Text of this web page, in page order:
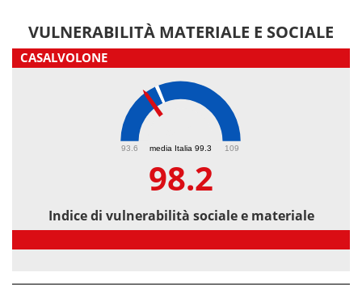
VULNERABILITÀ MATERIALE E SOCIALE
CASALVOLONE
media Italia 99.3
93.6 109
98.2
Indice di vulnerabilità sociale e materiale